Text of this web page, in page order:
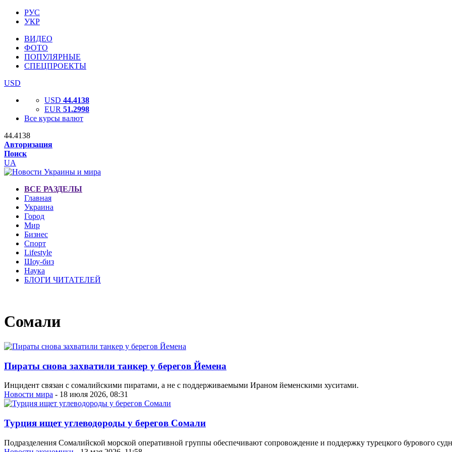
РУС
УКР
ВИДЕО
ФОТО
ПОПУЛЯРНЫЕ
СПЕЦПРОЕКТЫ
USD
USD 44.4138
EUR 51.2998
Все курсы валют
44.4138
Авторизация
Поиск
UA
ВСЕ РАЗДЕЛЫ
Главная
Украина
Город
Мир
Бизнес
Спорт
Lifestyle
Шоу-биз
Наука
БЛОГИ ЧИТАТЕЛЕЙ
Сомали
Пираты снова захватили танкер у берегов Йемена
Инцидент связан с сомалийскими пиратами, а не с поддерживаемыми Ираном йеменскими хуситами.
Новости мира - 18 июля 2026, 08:31
Турция ищет углеводороды у берегов Сомали
Подразделения Сомалийской морской оперативной группы обеспечивают сопровождение и поддержку турецкого бурового